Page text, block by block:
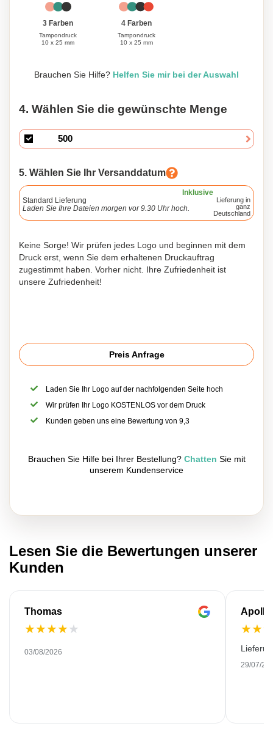
3 Farben
Tampondruck
10 x 25 mm
4 Farben
Tampondruck
10 x 25 mm
Brauchen Sie Hilfe? Helfen Sie mir bei der Auswahl
4. Wählen Sie die gewünschte Menge
5. Wählen Sie Ihr Versanddatum
Inklusive
Standard Lieferung
Laden Sie Ihre Dateien morgen vor 9.30 Uhr hoch.
Lieferung in
ganz
Deutschland
Keine Sorge! Wir prüfen jedes Logo und beginnen mit dem
Druck erst, wenn Sie dem erhaltenen Druckauftrag
zugestimmt haben. Vorher nicht. Ihre Zufriedenheit ist
unsere Zufriedenheit!
Preis Anfrage
Laden Sie Ihr Logo auf der nachfolgenden Seite hoch
Wir prüfen Ihr Logo KOSTENLOS vor dem Druck
Kunden geben uns eine Bewertung von 9,3
Brauchen Sie Hilfe bei Ihrer Bestellung? Chatten Sie mit
unserem Kundenservice
Lesen Sie die Bewertungen unserer
Kunden
Thomas
★★★★★
03/08/2026
★★
29/07/